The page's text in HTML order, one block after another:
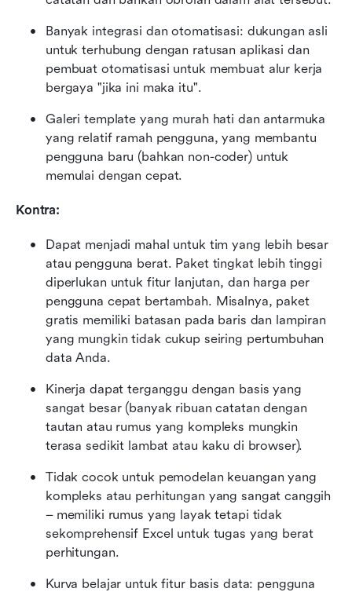
Banyak integrasi dan otomatisasi: dukungan asli
untuk terhubung dengan ratusan aplikasi dan
pembuat otomatisasi untuk membuat alur kerja
bergaya "jika ini maka itu".
Galeri template yang murah hati dan antarmuka
yang relatif ramah pengguna, yang membantu
pengguna baru (bahkan non-coder) untuk
memulai dengan cepat.
Kontra:
Dapat menjadi mahal untuk tim yang lebih besar
atau pengguna berat. Paket tingkat lebih tinggi
diperlukan untuk fitur lanjutan, dan harga per
pengguna cepat bertambah. Misalnya, paket
gratis memiliki batasan pada baris dan lampiran
yang mungkin tidak cukup seiring pertumbuhan
data Anda.
Kinerja dapat terganggu dengan basis yang
sangat besar (banyak ribuan catatan dengan
tautan atau rumus yang kompleks mungkin
terasa sedikit lambat atau kaku di browser).
Tidak cocok untuk pemodelan keuangan yang
kompleks atau perhitungan yang sangat canggih
– memiliki rumus yang layak tetapi tidak
sekomprehensif Excel untuk tugas yang berat
perhitungan.
Kurva belajar untuk fitur basis data: pengguna